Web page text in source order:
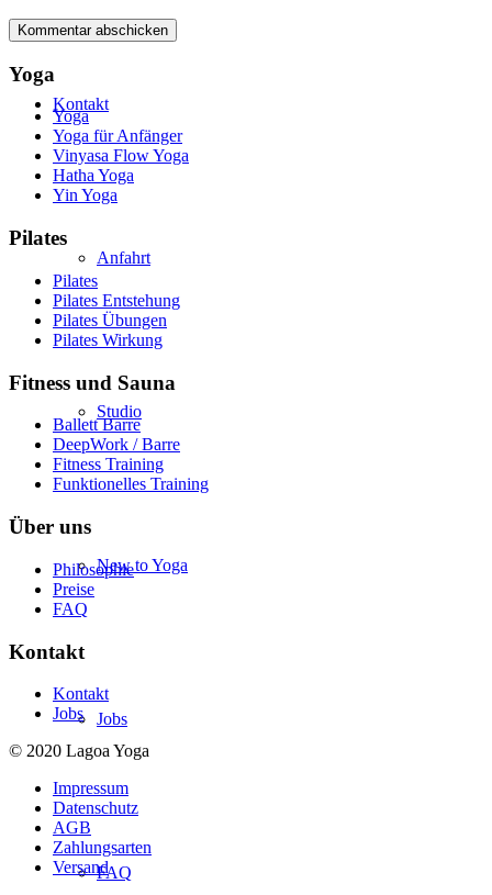
Kontakt
Anfahrt
Studio
New to Yoga
Jobs
FAQ
Yoga
Yoga
Yoga für Anfänger
Vinyasa Flow Yoga
Hatha Yoga
Yin Yoga
Pilates
Pilates
Pilates Entstehung
Pilates Übungen
Pilates Wirkung
Fitness und Sauna
Ballett Barre
DeepWork / Barre
Fitness Training
Funktionelles Training
Über uns
Philosophie
Preise
FAQ
Kontakt
Kontakt
Jobs
© 2020 Lagoa Yoga
Impressum
Datenschutz
AGB
Zahlungsarten
Versand